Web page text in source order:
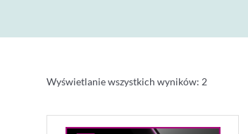
Wyświetlanie wszystkich wyników: 2